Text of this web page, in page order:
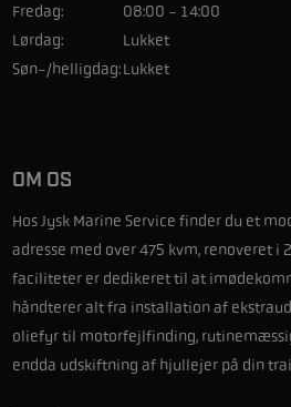
Fredag:
08:00 - 14:00
Lørdag:
Lukket
Søn-/helligdag:Lukket
OM OS
Hos Jysk Marine Service finder du et
adresse med over 475 kvm, renoveret i
faciliteter er dedikeret til at
håndterer alt fra installation af
oliefyr til motorfejlfinding,
endda udskiftning af hjullejer på din